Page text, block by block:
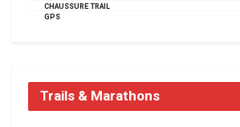
CHAUSSURE TRAIL
GPS
Trails & Marathons